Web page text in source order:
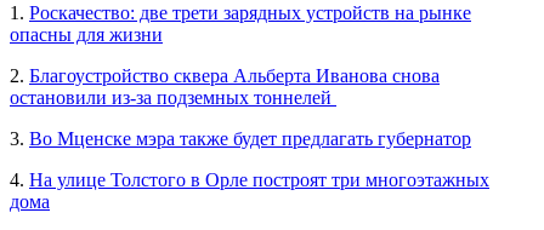
1. Роскачество: две трети зарядных устройств на рынке
опасны для жизни
2. Благоустройство сквера Альберта Иванова снова
остановили из-за подземных тоннелей
3. Во Мценске мэра также будет предлагать губернатор
4. На улице Толстого в Орле построят три многоэтажных
дома